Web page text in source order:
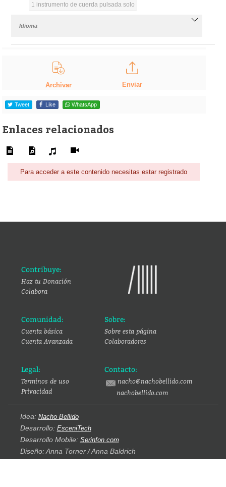
1 instrumento de cuerda pulsada solo
Idioma
Archivar Enviar
Tweet Like WhatsApp
Enlaces relacionados
Para acceder a este contenido necesitas estar registrado
Contribuye:
Haz tu Donación
Colabora
Comunidad:
Cuenta básica
Cuenta Avanzada
Sobre:
Sobre esta página
Colaboradores
Legal:
Terminos de uso
Privacidad
Contacto:
nacho@nachobellido.com
nachobellido.com
Idea: Nacho Bellido
Desarrollo: EsceniTech
Desarrollo Mobile: Serinfon.com
Diseño: Anna Torner / Anna Baldrich